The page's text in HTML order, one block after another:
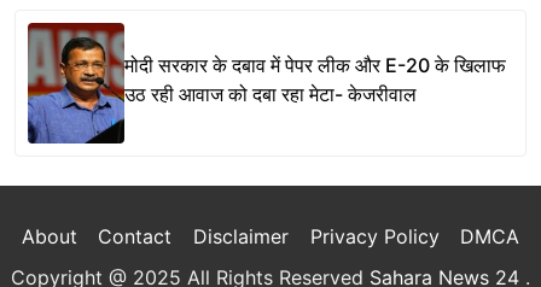
मोदी सरकार के दबाव में पेपर लीक और E-20 के खिलाफ
उठ रही आवाज को दबा रहा मेटा- केजरीवाल
About Contact Disclaimer Privacy Policy
DMCA
Copyright @ 2025 All Rights Reserved Sahara News 24 .